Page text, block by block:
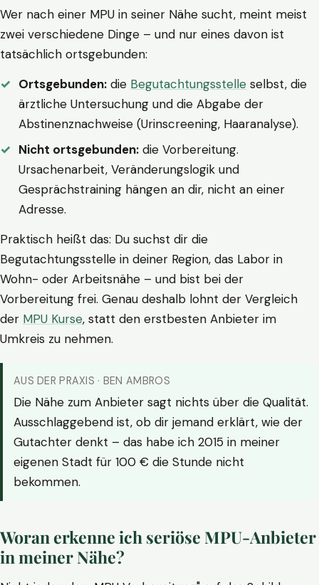
Wer nach einer MPU in seiner Nähe sucht, meint meist
zwei verschiedene Dinge – und nur eines davon ist
tatsächlich ortsgebunden:
Ortsgebunden: die Begutachtungsstelle selbst, die
ärztliche Untersuchung und die Abgabe der
Abstinenznachweise (Urinscreening, Haaranalyse).
Nicht ortsgebunden: die Vorbereitung.
Ursachenarbeit, Veränderungslogik und
Gesprächstraining hängen an dir, nicht an einer
Adresse.
Praktisch heißt das: Du suchst dir die
Begutachtungsstelle in deiner Region, das Labor in
Wohn- oder Arbeitsnähe – und bist bei der
Vorbereitung frei. Genau deshalb lohnt der Vergleich
der MPU Kurse, statt den erstbesten Anbieter im
Umkreis zu nehmen.
AUS DER PRAXIS · BEN AMBROS
Die Nähe zum Anbieter sagt nichts über die Qualität.
Ausschlaggebend ist, ob dir jemand erklärt, wie der
Gutachter denkt – das habe ich 2015 in meiner
eigenen Stadt für 100 € die Stunde nicht
bekommen.
Woran erkenne ich seriöse MPU-Anbieter
in meiner Nähe?